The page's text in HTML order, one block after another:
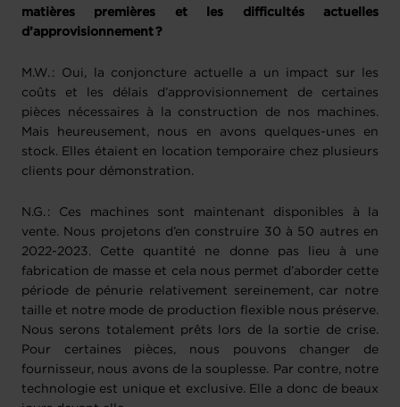
matières premières et les difficultés actuelles
d’approvisionnement ?
M.W. : Oui, la conjoncture actuelle a un impact sur les
coûts et les délais d’approvisionnement de certaines
pièces nécessaires à la construction de nos machines.
Mais heureusement, nous en avons quelques-unes en
stock. Elles étaient en location temporaire chez plusieurs
clients pour démonstration.
N.G. : Ces machines sont maintenant disponibles à la
vente. Nous projetons d’en construire 30 à 50 autres en
2022-2023. Cette quantité ne donne pas lieu à une
fabrication de masse et cela nous permet d’aborder cette
période de pénurie relativement sereinement, car notre
taille et notre mode de production flexible nous préserve.
Nous serons totalement prêts lors de la sortie de crise.
Pour certaines pièces, nous pouvons changer de
fournisseur, nous avons de la souplesse. Par contre, notre
technologie est unique et exclusive. Elle a donc de beaux